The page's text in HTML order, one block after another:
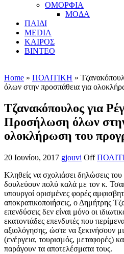
ΟΜΟΡΦΙΑ
ΜΟΔΑ
ΠΑΙΔΙ
MEDIA
ΚΑΙΡΟΣ
ΒΙΝΤΕΟ
Home » ΠΟΛΙΤΙΚΗ »
όλων στην προσπάθεια για
Τζανακόπουλος για
Προσήλωση όλων
ολοκλήρωση του
20 Ιουνίου, 2017 gjouvi Off
Κληθείς να σχολιάσει δηλώσεις
δουλεύουν πολύ καλά με τον κ.
υπουργοί ορισμένες φορές
αποκρατικοποιήσεις, ο Δημήτρης
επενδύσεις δεν είναι μόνο οι
εκατοντάδες επενδυτές που
αξιολόγησης, ώστε να ξεκινήσουν
(ενέργεια, τουρισμός, μεταφορές)
παράγουν τα αποτελέσματα τους.